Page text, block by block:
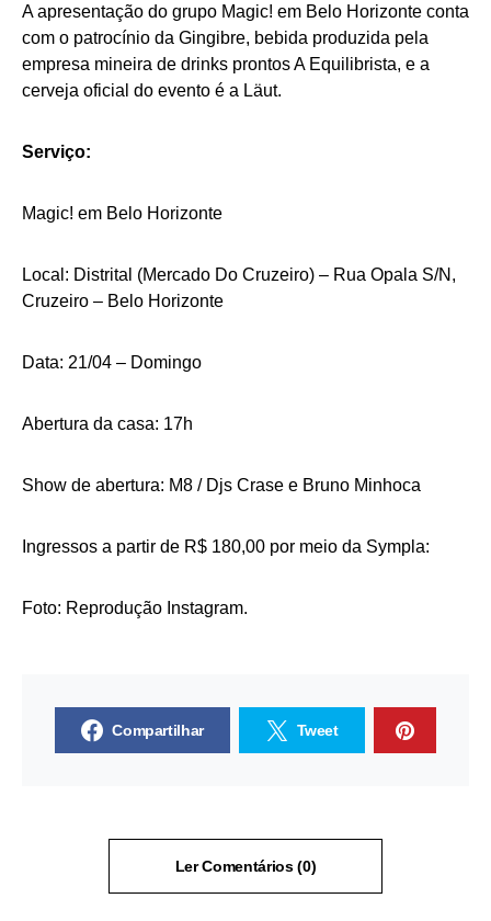
A apresentação do grupo Magic! em Belo Horizonte conta
com o patrocínio da Gingibre, bebida produzida pela
empresa mineira de drinks prontos A Equilibrista, e a
cerveja oficial do evento é a Läut.
Serviço:
Magic! em Belo Horizonte
Local: Distrital (Mercado Do Cruzeiro) – Rua Opala S/N,
Cruzeiro – Belo Horizonte
Data: 21/04 – Domingo
Abertura da casa: 17h
Show de abertura: M8 / Djs Crase e Bruno Minhoca
Ingressos a partir de R$ 180,00 por meio da Sympla:
Foto: Reprodução Instagram.
Compartilhar Tweet
Ler Comentários (0)